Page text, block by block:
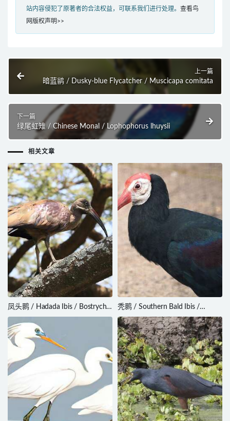
站内容侵犯了原著者的合法权益，可联系我们进行处理。 查看鸟
网版权声明>>
上一篇
暗蓝鹟 / Dusky-blue Flycatcher / Muscicapa comitata
下一篇
绿尾虹雉 / Chinese Monal / Lophophorus lhuysii
相关文章
凤头鹮 / Hadada Ibis / Bostrychia
hagedash
秃鹮 / Southern Bald Ibis /
Geronticus calvus